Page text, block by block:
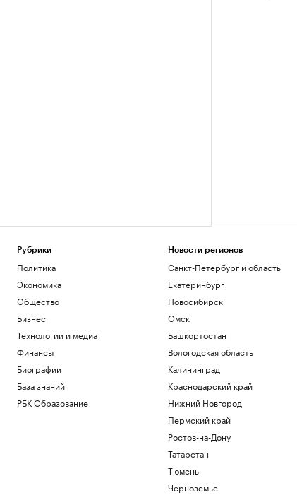
Рубрики
Политика
Экономика
Общество
Бизнес
Технологии и медиа
Финансы
Биографии
База знаний
РБК Образование
Новости регионов
Санкт-Петербург и область
Екатеринбург
Новосибирск
Омск
Башкортостан
Вологодская область
Калининград
Краснодарский край
Нижний Новгород
Пермский край
Ростов-на-Дону
Татарстан
Тюмень
Черноземье